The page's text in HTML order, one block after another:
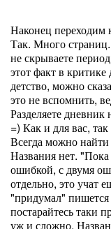
Наконец переходим
Так. Много
не скрываете
этот факт в
детство, можно
это не вспомнить,
Разделяете
=) Как и для вас,
Всегда можно
Названия нет.
ошибкой, с двумя
отдельно, это учат
"придумал"
постарайтесь таки
уж и сложно.